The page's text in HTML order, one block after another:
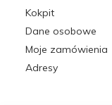
Kokpit
Dane osobowe
Moje zamówienia
Adresy